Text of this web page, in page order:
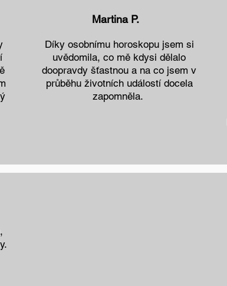
Martina P.
Díky osobnímu horoskopu jsem si
uvědomila, co mě kdysi dělalo
doopravdy šťastnou a na co jsem v
průběhu životních událostí docela
zapomněla.